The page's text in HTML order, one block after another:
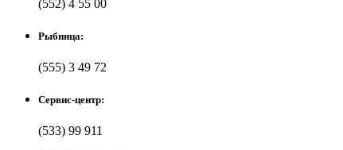
(552) 4 55 00
Рыбница:
(555) 3 49 72
Сервис-центр:
(533) 99 911